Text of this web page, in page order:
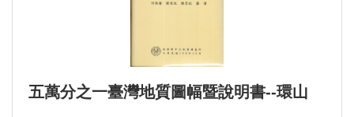
五萬分之一臺灣地質圖幅暨說明書--環山